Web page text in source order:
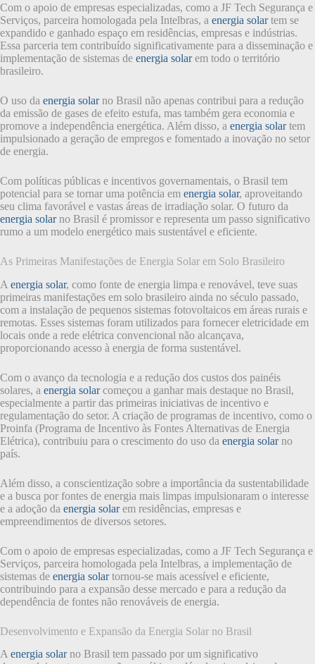
Com o apoio de empresas especializadas, como a JF Tech Segurança e
Serviços, parceira homologada pela Intelbras, a energia solartem se
expandido e ganhado espaço em residências, empresas e indústrias.
Essa parceria tem contribuído significativamente para a disseminação e
implementação de sistemas de energia solarem todo o território
brasileiro.
O uso da energia solarno Brasil não apenas contribui para a redução
da emissão de gases de efeito estufa, mas também gera economia e
promove a independência energética. Além disso, a energia solartem
impulsionado a geração de empregos e fomentado a inovação no setor
de energia.
Com políticas públicas e incentivos governamentais, o Brasil tem
potencial para se tornar uma potência em energia solar, aproveitando
seu clima favorável e vastas áreas de irradiação solar. O futuro da
energia solarno Brasil é promissor e representa um passo significativo
rumo a um modelo energético mais sustentável e eficiente.
As Primeiras Manifestações de Energia Solar em Solo Brasileiro
A energia solar, como fonte de energia limpa e renovável, teve suas
primeiras manifestações em solo brasileiro ainda no século passado,
com a instalação de pequenos sistemas fotovoltaicos em áreas rurais e
remotas. Esses sistemas foram utilizados para fornecer eletricidade em
locais onde a rede elétrica convencional não alcançava,
proporcionando acesso à energia de forma sustentável.
Com o avanço da tecnologia e a redução dos custos dos painéis
solares, a energia solarcomeçou a ganhar mais destaque no Brasil,
especialmente a partir das primeiras iniciativas de incentivo e
regulamentação do setor. A criação de programas de incentivo, como o
Proinfa (Programa de Incentivo às Fontes Alternativas de Energia
Elétrica), contribuiu para o crescimento do uso da energia solarno
país.
Além disso, a conscientização sobre a importância da sustentabilidade
e a busca por fontes de energia mais limpas impulsionaram o interesse
e a adoção da energia solarem residências, empresas e
empreendimentos de diversos setores.
Com o apoio de empresas especializadas, como a JF Tech Segurança e
Serviços, parceira homologada pela Intelbras, a implementação de
sistemas de energia solartornou-se mais acessível e eficiente,
contribuindo para a expansão desse mercado e para a redução da
dependência de fontes não renováveis de energia.
Desenvolvimento e Expansão da Energia Solar no Brasil
A energia solarno Brasil tem passado por um significativo